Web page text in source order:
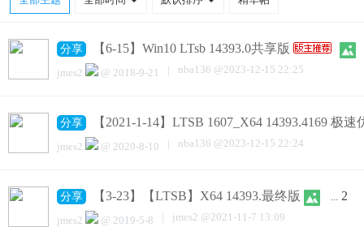
分享 【6-15】Win10 LTsb 14393.0共享版
jmes2 @ 2018-9-21 | nba136 @2023-12-15 22:25
分享 【2021-1-14】LTSB 1607_X64 14393.4169 极速
jmes2 @ 2020-8-10 | nba136 @2023-12-15 22:24
分享 【3-23】【LTSB】X64 14393.最终版 2
jmes2 @ 2019-5-8 | jmes2 @2021-11-7 13:09